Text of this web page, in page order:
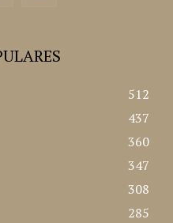
512
437
360
347
308
285